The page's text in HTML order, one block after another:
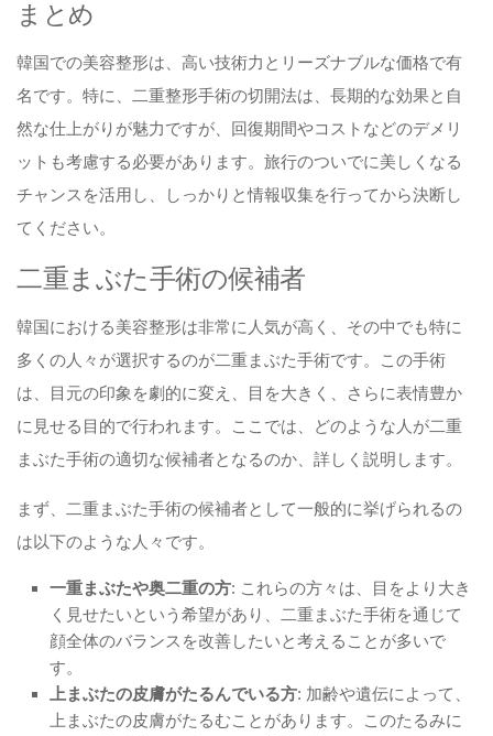
まとめ
韓国での美容整形は、高い技術力とリーズナブルな価格で有
名です。特に、二重整形手術の切開法は、長期的な効果と自
然な仕上がりが魅力ですが、回復期間やコストなどのデメリ
ットも考慮する必要があります。旅行のついでに美しくなる
チャンスを活用し、しっかりと情報収集を行ってから決断し
てください。
二重まぶた手術の候補者
韓国における美容整形は非常に人気が高く、その中でも特に
多くの人々が選択するのが二重まぶた手術です。この手術
は、目元の印象を劇的に変え、目を大きく、さらに表情豊か
に見せる目的で行われます。ここでは、どのような人が二重
まぶた手術の適切な候補者となるのか、詳しく説明します。
まず、二重まぶた手術の候補者として一般的に挙げられるの
は以下のような人々です。
一重まぶたや奥二重の方: これらの方々は、目をより大き
く見せたいという希望があり、二重まぶた手術を通じて
顔全体のバランスを改善したいと考えることが多いで
す。
上まぶたの皮膚がたるんでいる方: 加齢や遺伝によって、
上まぶたの皮膚がたるむことがあります。このたるみに